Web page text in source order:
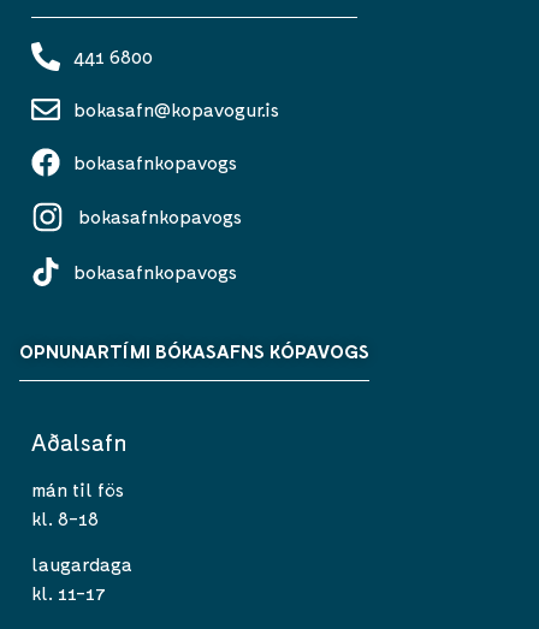
441 6800
bokasafn@kopavogur.is
bokasafnkopavogs
bokasafnkopavogs
bokasafnkopavogs
OPNUNARTÍMI BÓKASAFNS KÓPAVOGS
Aðalsafn
mán til fös
kl. 8-18
laugardaga
kl. 11-17